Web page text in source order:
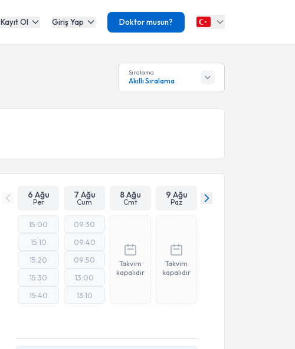
Kayıt Ol Giriş Yap Doktor musun?
Sıralama
Akıllı Sıralama
6 Ağu
Per
7 Ağu
Cum
8 Ağu
Cmt
9 Ağu
Paz
15:00
15:10
15:20
15:30
15:40
09:30
09:40
09:50
13:00
13:10
Takvim
kapalıdır
Takvim
kapalıdır